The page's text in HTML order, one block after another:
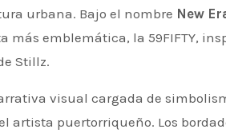
urbana. Bajo el nombre New
más emblemática, la 59FIFTY,
Stillz.
visual cargada de
artista puertorriqueño. Los